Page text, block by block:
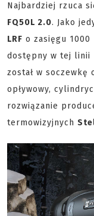
Najbardziej rzuca
FQ50L 2.0. Jako
LRF o zasięgu
dostępny w tej linii
został w soczewkę
opływowy,
rozwiązanie
termowizyjnych